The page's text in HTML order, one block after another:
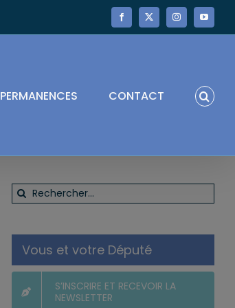
Facebook
X InstagramYouTube
PERMANENCES CONTACT
Rechercher:
Vous et votre Député
S’INSCRIRE ET RECEVOIR LA
NEWSLETTER